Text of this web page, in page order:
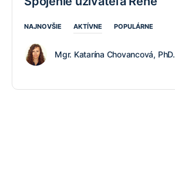
NAJNOVŠIE AKTÍVNE POPULÁRNE
Mgr. Katarína Chovancová, PhD.